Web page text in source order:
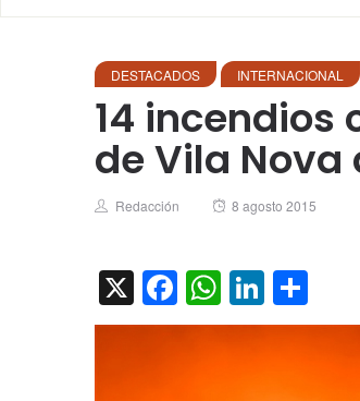
DESTACADOS INTERNACIONAL
14 incendios
de Vila
Author
Redacción
Posted
8 agosto 2015
X Facebook
WhatsApp